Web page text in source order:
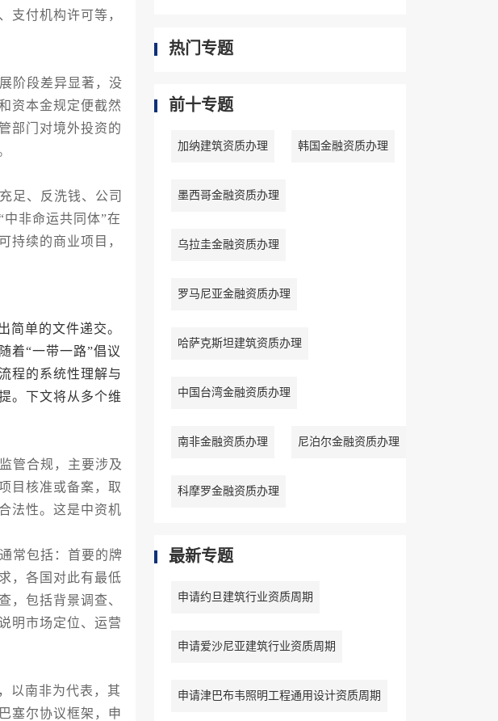
支付机构许可等，
阶段差异显著，没
资本金规定便截然
部门对境外投资的
足、反洗钱、公司
非命运共同体”在
持续的商业项目，
单的文件递交。
着“一带一路”倡议
程的系统性理解与
。下文将从多个维
管合规，主要涉及
目核准或备案，取
法性。这是中资机
常包括：首要的牌
，各国对此有最低
，包括背景调查、
明市场定位、运营
以南非为代表，其
塞尔协议框架，申
热门专题
前十专题
加纳建筑资质办理 韩国金融资质办理
墨西哥金融资质办理
乌拉圭金融资质办理
罗马尼亚金融资质办理
哈萨克斯坦建筑资质办理
中国台湾金融资质办理
南非金融资质办理 尼泊尔金融资质办理
科摩罗金融资质办理
最新专题
申请约旦建筑行业资质周期
申请爱沙尼亚建筑行业资质周期
申请津巴布韦照明工程通用设计资质周期